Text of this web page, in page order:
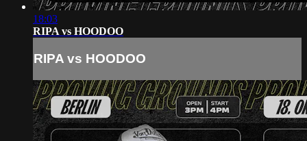
18:03
RIPA vs HOODOO
RIPA vs HOODOO